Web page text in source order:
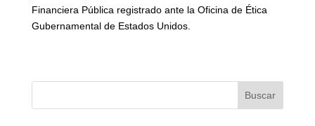
Financiera Pública registrado ante la Oficina de Ética
Gubernamental de Estados Unidos.
Buscar